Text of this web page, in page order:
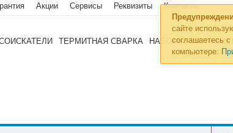
сайте
соглашаетесь
компьютере:
Акции Сервисы Реквизиты Контакты
ТЕРМИТНАЯ СВАРКА НАБОРЫ